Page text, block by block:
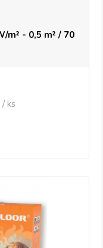
m² - 0,5 m² / 70
ks